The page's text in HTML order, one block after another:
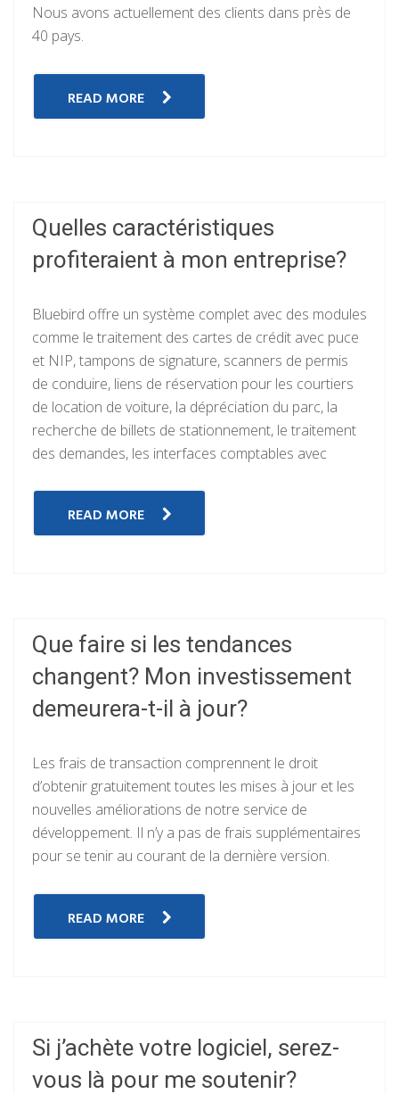
Nous avons actuellement des clients dans près de
40 pays.
READ MORE
Quelles caractéristiques
profiteraient à mon entreprise?
Bluebird offre un système complet avec des modules
comme le traitement des cartes de crédit avec puce
et NIP, tampons de signature, scanners de permis
de conduire, liens de réservation pour les courtiers
de location de voiture, la dépréciation du parc, la
recherche de billets de stationnement, le traitement
des demandes, les interfaces comptables avec
READ MORE
Que faire si les tendances
changent? Mon investissement
demeurera-t-il à jour?
Les frais de transaction comprennent le droit
d’obtenir gratuitement toutes les mises à jour et les
nouvelles améliorations de notre service de
développement. Il n’y a pas de frais supplémentaires
pour se tenir au courant de la dernière version.
READ MORE
Si j’achète votre logiciel, serez-
vous là pour me soutenir?